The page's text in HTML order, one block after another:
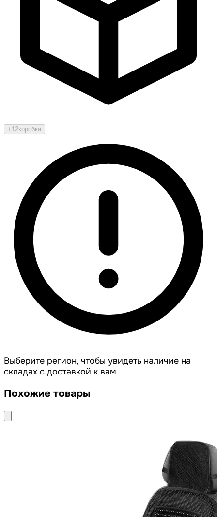
+12коробка
Выберите регион, чтобы увидеть наличие на
складах с доставкой к вам
Похожие товары